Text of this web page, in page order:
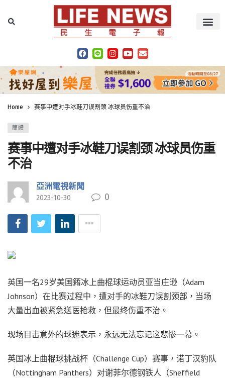
Home 赛事中遭对手冰鞋刀误割颈 冰球员伤重不治
簡體
赛事中遭对手冰鞋刀误割颈 冰球员伤重
不治
亞洲電視新聞
2023-10-30 0
英国一名29岁美国籍冰上曲棍球运动员亚当庄逊（Adam
Johnson）在比赛过程中，遭对手的冰鞋刀误割颈部，当场
大量出血被紧急送医抢救，但最终伤重不治。
现场目击意外的球迷表示，永远无法忘记这悲惨一幕。
英国冰上曲棍球挑战杯（Challenge Cup）赛事，诺丁汉豹队
（Nottingham Panthers）对谢菲尔德钢铁人（Sheffield